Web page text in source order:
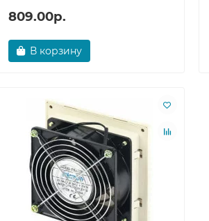
809.00р.
В корзину